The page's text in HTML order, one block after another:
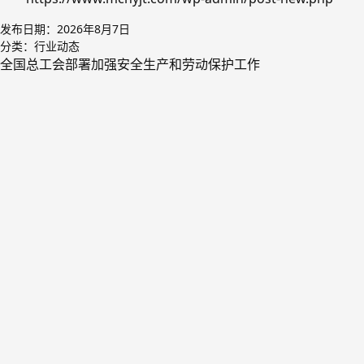
发布日期： 2026年8月7日
分类： 行业动态
全国总工会部署加强安全生产和劳动保护工作